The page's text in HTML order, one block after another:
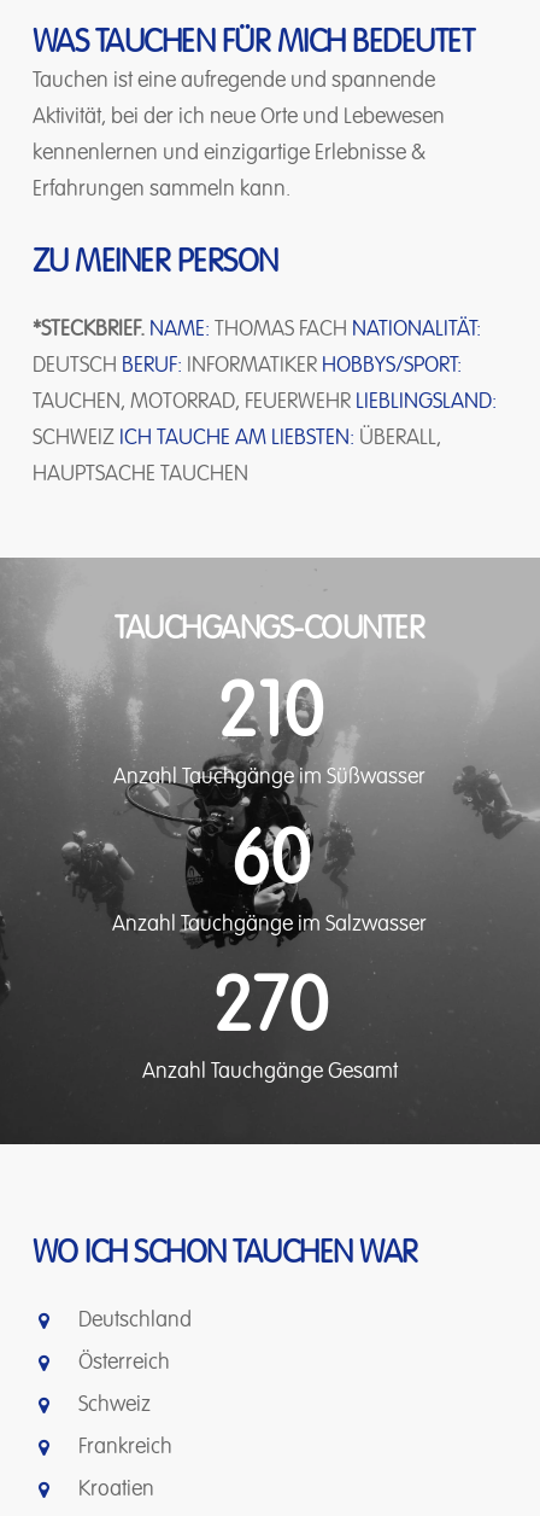
WAS TAUCHEN FÜR MICH BEDEUTET
Tauchen ist eine aufregende und spannende
Aktivität, bei der ich neue Orte und Lebewesen
kennenlernen und einzigartige Erlebnisse &
Erfahrungen sammeln kann.
ZU MEINER PERSON
*STECKBRIEF. NAME: THOMAS FACH NATIONALITÄT:
DEUTSCH BERUF: INFORMATIKER HOBBYS/SPORT:
TAUCHEN, MOTORRAD, FEUERWEHR LIEBLINGSLAND:
SCHWEIZ ICH TAUCHE AM LIEBSTEN: ÜBERALL,
HAUPTSACHE TAUCHEN
TAUCHGANGS-COUNTER
210
Anzahl Tauchgänge im Süßwasser
60
Anzahl Tauchgänge im Salzwasser
270
Anzahl Tauchgänge Gesamt
WO ICH SCHON TAUCHEN WAR
Deutschland
Österreich
Schweiz
Frankreich
Kroatien